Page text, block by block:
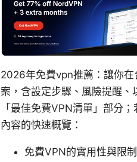
2026年免費vpn推薦：讓你在
案，含設定步驟、風險提醒
「最佳免費VPN清單」部分
內容的快速概覽：
免費VPN的實用性與限制